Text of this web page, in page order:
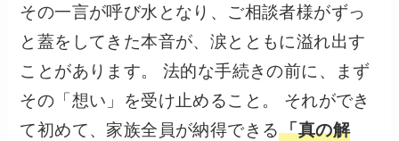
その一言が呼び水となり、ご相談者様がずっ
と蓋をしてきた本音が、涙とともに溢れ出す
ことがあります。 法的な手続きの前に、まず
その「想い」を受け止めること。 それができ
て初めて、家族全員が納得できる「真の解